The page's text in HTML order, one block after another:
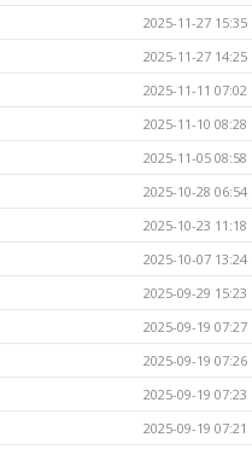
2025-11-27 15:35
2025-11-27 14:25
2025-11-11 07:02
2025-11-10 08:28
2025-11-05 08:58
2025-10-28 06:54
2025-10-23 11:18
2025-10-07 13:24
2025-09-29 15:23
2025-09-19 07:27
2025-09-19 07:26
2025-09-19 07:23
2025-09-19 07:21